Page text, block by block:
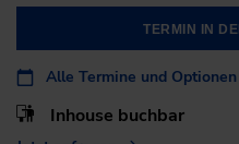
TERMIN IN
Alle Termine und
Inhouse buchbar